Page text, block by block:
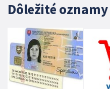
Dôležité oznamy